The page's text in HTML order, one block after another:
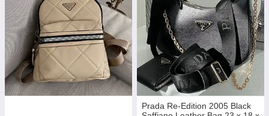
Prada Re-Edition 2005 Black